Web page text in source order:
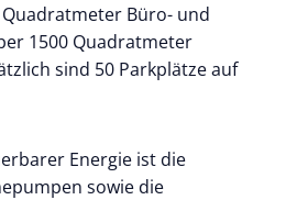
Büro- und
1500 Quadratmeter
sind 50 Parkplätze auf
Energie ist die
sowie die